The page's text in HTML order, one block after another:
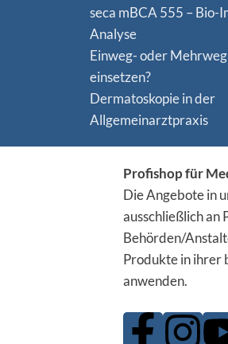
seca mBCA 555 – Bio-
Analyse
Einweg- oder
einsetzen?
Dermatoskopie in der
Allgemeinarztpraxis
Profishop für
Die Angebote in
ausschließlich an
Behörden/
Produkte in ihrer
anwenden.